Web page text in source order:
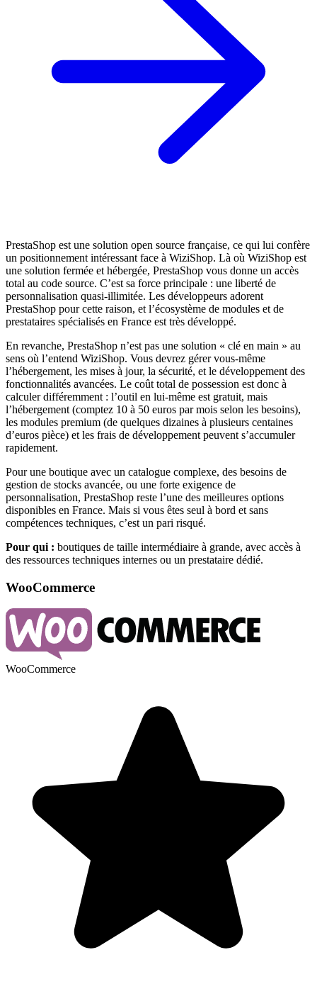
PrestaShop est une solution open source française, ce qui lui confère
un positionnement intéressant face à WiziShop. Là où WiziShop est
une solution fermée et hébergée, PrestaShop vous donne un accès
total au code source. C’est sa force principale : une liberté de
personnalisation quasi-illimitée. Les développeurs adorent
PrestaShop pour cette raison, et l’écosystème de modules et de
prestataires spécialisés en France est très développé.
En revanche, PrestaShop n’est pas une solution « clé en main » au
sens où l’entend WiziShop. Vous devrez gérer vous-même
l’hébergement, les mises à jour, la sécurité, et le développement des
fonctionnalités avancées. Le coût total de possession est donc à
calculer différemment : l’outil en lui-même est gratuit, mais
l’hébergement (comptez 10 à 50 euros par mois selon les besoins),
les modules premium (de quelques dizaines à plusieurs centaines
d’euros pièce) et les frais de développement peuvent s’accumuler
rapidement.
Pour une boutique avec un catalogue complexe, des besoins de
gestion de stocks avancée, ou une forte exigence de
personnalisation, PrestaShop reste l’une des meilleures options
disponibles en France. Mais si vous êtes seul à bord et sans
compétences techniques, c’est un pari risqué.
Pour qui : boutiques de taille intermédiaire à grande, avec accès à
des ressources techniques internes ou un prestataire dédié.
WooCommerce
WooCommerce